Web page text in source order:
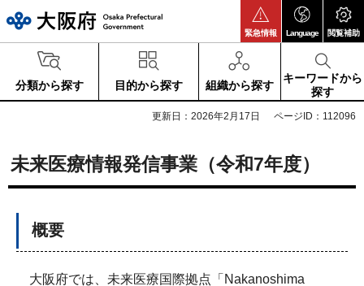
緊急情報 Language 閲覧補助
分類から探す 目的から探す 組織から探す
キーワードから
探す
更新日：2026年2月17日 ページID：112096
未来医療情報発信事業（令和7年度）
概要
大阪府では、未来医療国際拠点「Nakanoshima